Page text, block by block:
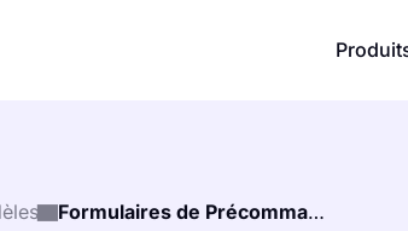
Formulaires de Précommande